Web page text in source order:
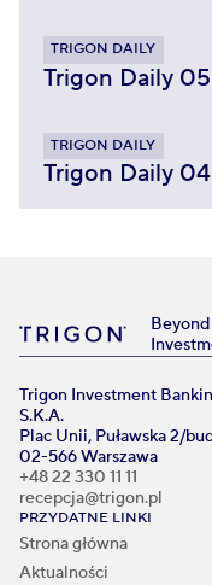
TRIGON DAILY
Trigon Daily
TRIGON DAILY
Trigon Daily
Beyond
Trigon Investment
S.K.A.
Plac Unii, Puławska 2/
02-566 Warszawa
+48 22 330 11 11
recepcja@trigon.pl
PRZYDATNE LINKI
Strona główna
Aktualności